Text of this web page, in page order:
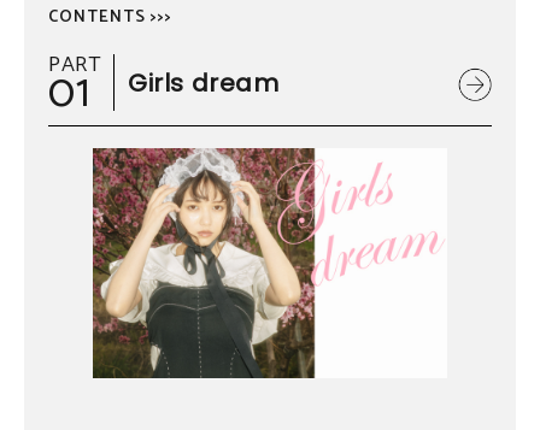
CONTENTS >>>
PART
01 Girls dream